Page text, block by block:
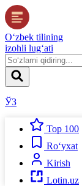
O‘zbek tilining
izohli lug‘ati
ЎЗ
Top 100
Ro‘yxat
Kirish
Lotin.uz